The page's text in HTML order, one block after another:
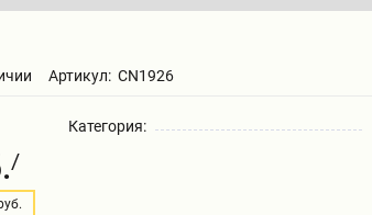
Артикул: CN1926
/
Категория: